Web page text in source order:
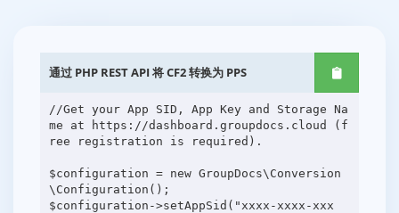
通过 PHP REST API 将 CF2 转换为 PPS
//Get your App SID, App Key and Storage Na
me at https://dashboard.groupdocs.cloud (f
ree registration is required).
$configuration = new GroupDocs\Conversion
\Configuration();
$configuration->setAppSid("xxxx-xxxx-xxx